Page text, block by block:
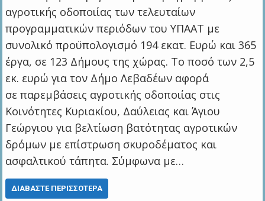
αγροτικής οδοποιίας των τελευταίων
προγραμματικών περιόδων του ΥΠΑΑΤ με
συνολικό προϋπολογισμό 194 εκατ. Ευρώ και 365
έργα, σε 123 Δήμους της χώρας. Το ποσό των 2,5
εκ. ευρώ για τον Δήμο Λεβαδέων αφορά
σε παρεμβάσεις αγροτικής οδοποιίας στις
Κοινότητες Κυριακίου, Δαύλειας και Άγιου
Γεώργιου για βελτίωση βατότητας αγροτικών
δρόμων με επίστρωση σκυροδέματος και
ασφαλτικού τάπητα. Σύμφωνα με…
ΔΙΑΒΆΣΤΕ ΠΕΡΙΣΣΌΤΕΡΑ